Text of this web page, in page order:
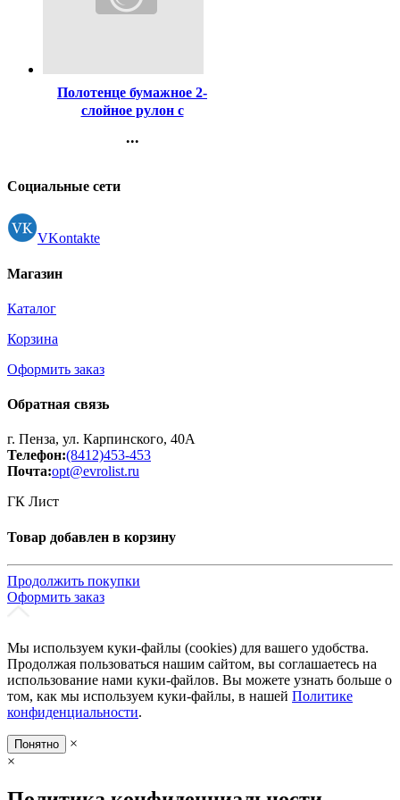
Полотенце бумажное 2-
слойное рулон с
упаковке 14м Нежная
...
Регистрация
Социальные сети
VKontakte
Магазин
Каталог
Корзина
Оформить заказ
Обратная связь
г. Пенза, ул. Карпинского, 40А
Телефон:(8412)453-453
Почта:opt@evrolist.ru
ГК Лист
Товар добавлен в корзину
Продолжить покупки
Оформить заказ
Мы используем куки-файлы (cookies) для вашего удобства.
Продолжая пользоваться нашим сайтом, вы соглашаетесь на
использование нами куки-файлов. Вы можете узнать больше о
том, как мы используем куки-файлы, в нашей Политике
конфиденциальности.
Понятно
×
×